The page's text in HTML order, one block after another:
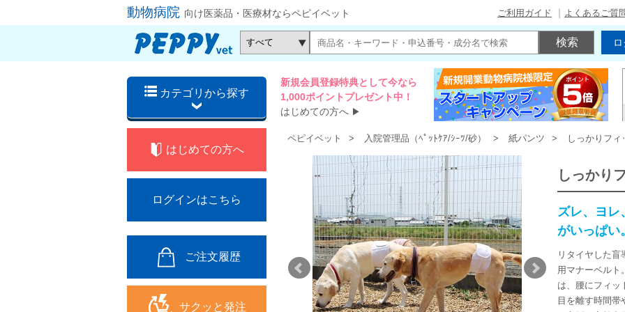
動物病院 向け医薬品・医療材ならペピイベット ご利用ガイド よくあるご質
カテゴリから探す
新規会員登録特典として今なら
1,000ポイントプレゼント中！
はじめての方へ ▶
はじめての方へ
ログインはこちら
ご注文履歴
サクッと発注
ペピイベット 入院管理品（ﾍﾟｯﾄｹｱ/ｼｰﾂ/砂） 紙パンツ しっかりフ
しっかり
ズレ、ヨレ
がいっぱい
リタイヤした
用マナーベルト
は、腰にフィッ
目を離す時間帯